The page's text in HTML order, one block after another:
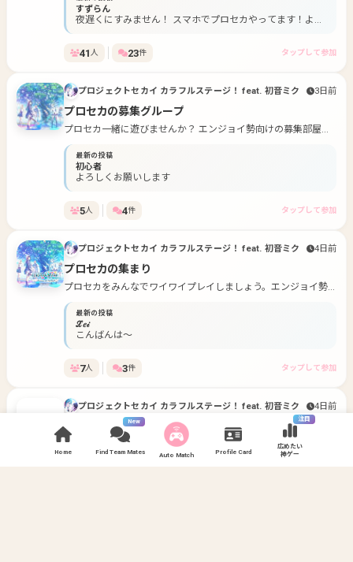
Home
New
Find Team Mates Auto Match Profile Card
注目
広めたい
神ゲー
すずらん
夜遅くにすみません！ スマホでプロセカやってます！よろ
41 人 23件 タップして参加
プロジェクトセカイ カラフルステージ！ feat. 初音ミク 3日前
プロセカの募集グループ
プロセカ一緒に遊びませんか？ エンジョイ勢向けの募集部屋で
す！
最新の投稿
初心者
よろしくお願いします
5人 4件 タップして参加
プロジェクトセカイ カラフルステージ！ feat. 初音ミク 4日前
プロセカの集まり
プロセカをみんなでワイワイプレイしましょう。エンジョイ勢
向け ボイスチャット基本無し
最新の投稿
ℒ𝑒𝒾
こんばんは〜
7人 3件 タップして参加
プロジェクトセカイ カラフルステージ！ feat. 初音ミク 4日前
しろのプロセカ部屋！！
プロセカの初心者の方とか上級者の方とか誰でもおっけーで
す〜 楽しくやりましょ〜！！ よろおおおおおおおおおお